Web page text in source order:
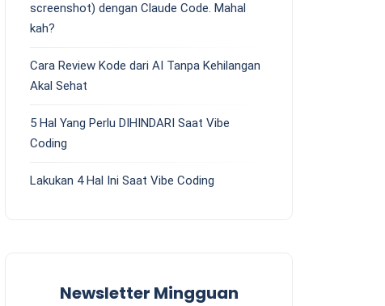
screenshot) dengan Claude Code. Mahal
kah?
Cara Review Kode dari AI Tanpa Kehilangan
Akal Sehat
5 Hal Yang Perlu DIHINDARI Saat Vibe
Coding
Lakukan 4 Hal Ini Saat Vibe Coding
Newsletter Mingguan